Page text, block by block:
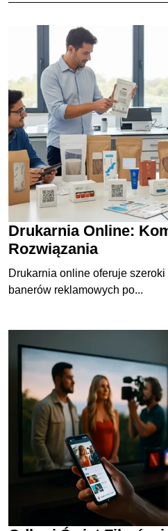
Drukarnia Online:
Rozwiązania
Drukarnia online oferuje
banerów reklamowych po...